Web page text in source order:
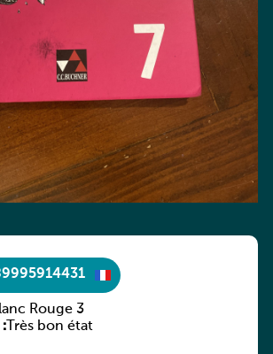
Rouge 3
Très bon état